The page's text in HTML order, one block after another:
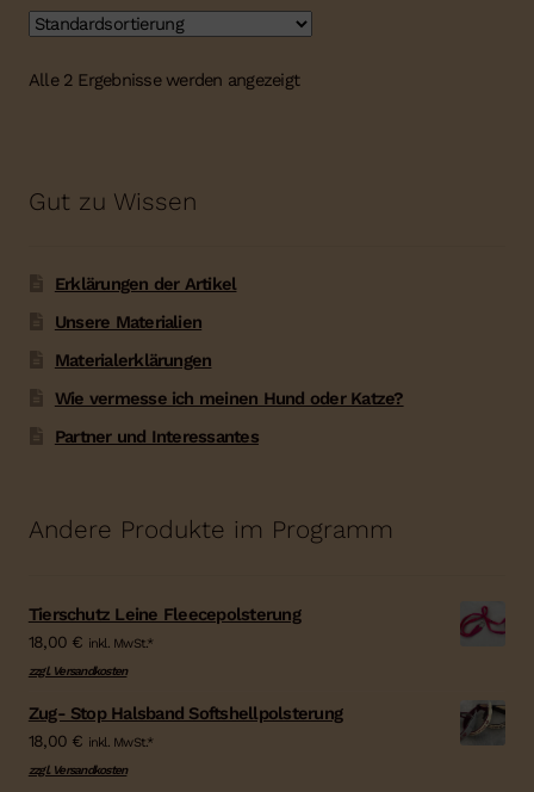
Alle 2 Ergebnisse werden angezeigt
Gut zu Wissen
Erklärungen der Artikel
Unsere Materialien
Materialerklärungen
Wie vermesse ich meinen Hund oder Katze?
Partner und Interessantes
Andere Produkte im Programm
Tierschutz Leine Fleecepolsterung
18,00 € inkl. MwSt.*
zzgl. Versandkosten
Zug- Stop Halsband Softshellpolsterung
18,00 € inkl. MwSt.*
zzgl. Versandkosten